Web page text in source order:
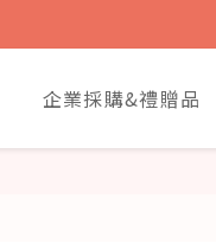
企業採購&禮贈品